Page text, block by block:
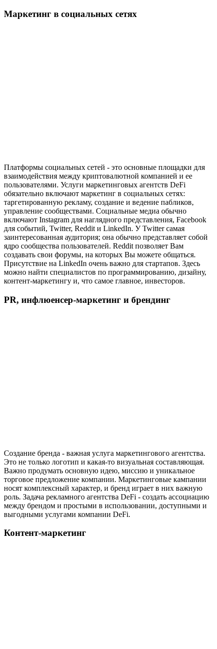
Маркетинг в социальных сетях
Платформы социальных сетей - это основные площадки для
взаимодействия между криптовалютной компанией и ее
пользователями. Услуги маркетинговых агентств DeFi
обязательно включают маркетинг в социальных сетях:
таргетированную рекламу, создание и ведение пабликов,
управление сообществами. Социальные медиа обычно
включают Instagram для наглядного представления, Facebook
для событий, Twitter, Reddit и LinkedIn. У Twitter самая
заинтересованная аудитория; она обычно представляет собой
ядро сообщества пользователей. Reddit позволяет Вам
создавать свои форумы, на которых Вы можете общаться.
Присутствие на LinkedIn очень важно для стартапов. Здесь
можно найти специалистов по программированию, дизайну,
контент-маркетингу и, что самое главное, инвесторов.
PR, инфлюенсер-маркетинг и брендинг
Создание бренда - важная услуга маркетингового агентства.
Это не только логотип и какая-то визуальная составляющая.
Важно продумать основную идею, миссию и уникальное
торговое предложение компании. Маркетинговые кампании
носят комплексный характер, и бренд играет в них важную
роль. Задача рекламного агентства DeFi - создать ассоциацию
между брендом и простыми в использовании, доступными и
выгодными услугами компании DeFi.
Контент-маркетинг